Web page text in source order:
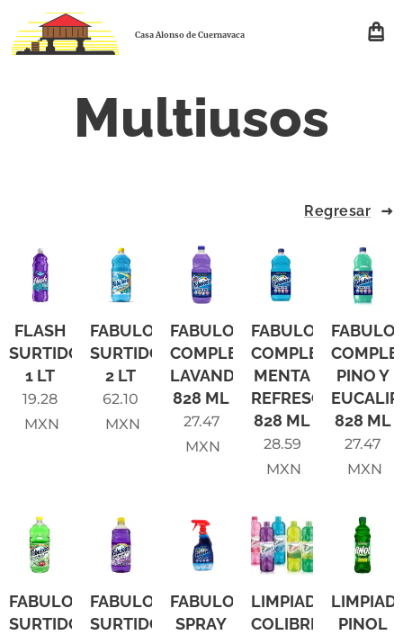
Casa Alonso de Cuernavaca
Multiusos
Regresar
FLASH
SURTIDO
1 LT
19.28
MXN
FABULOSO
SURTIDO
2 LT
62.10
MXN
FABULOSO
COMPLETE
LAVANDA
828 ML
27.47
MXN
FABULOSO
COMPLETE
MENTA
REFRESCANTE
828 ML
28.59
MXN
PINO Y
828 ML
27.47
MXN
FABULOSO
SURTIDO
FABULOSO
SURTIDO
FABULOSO
SPRAY
LIMPIADOR
COLIBRI
PINOL